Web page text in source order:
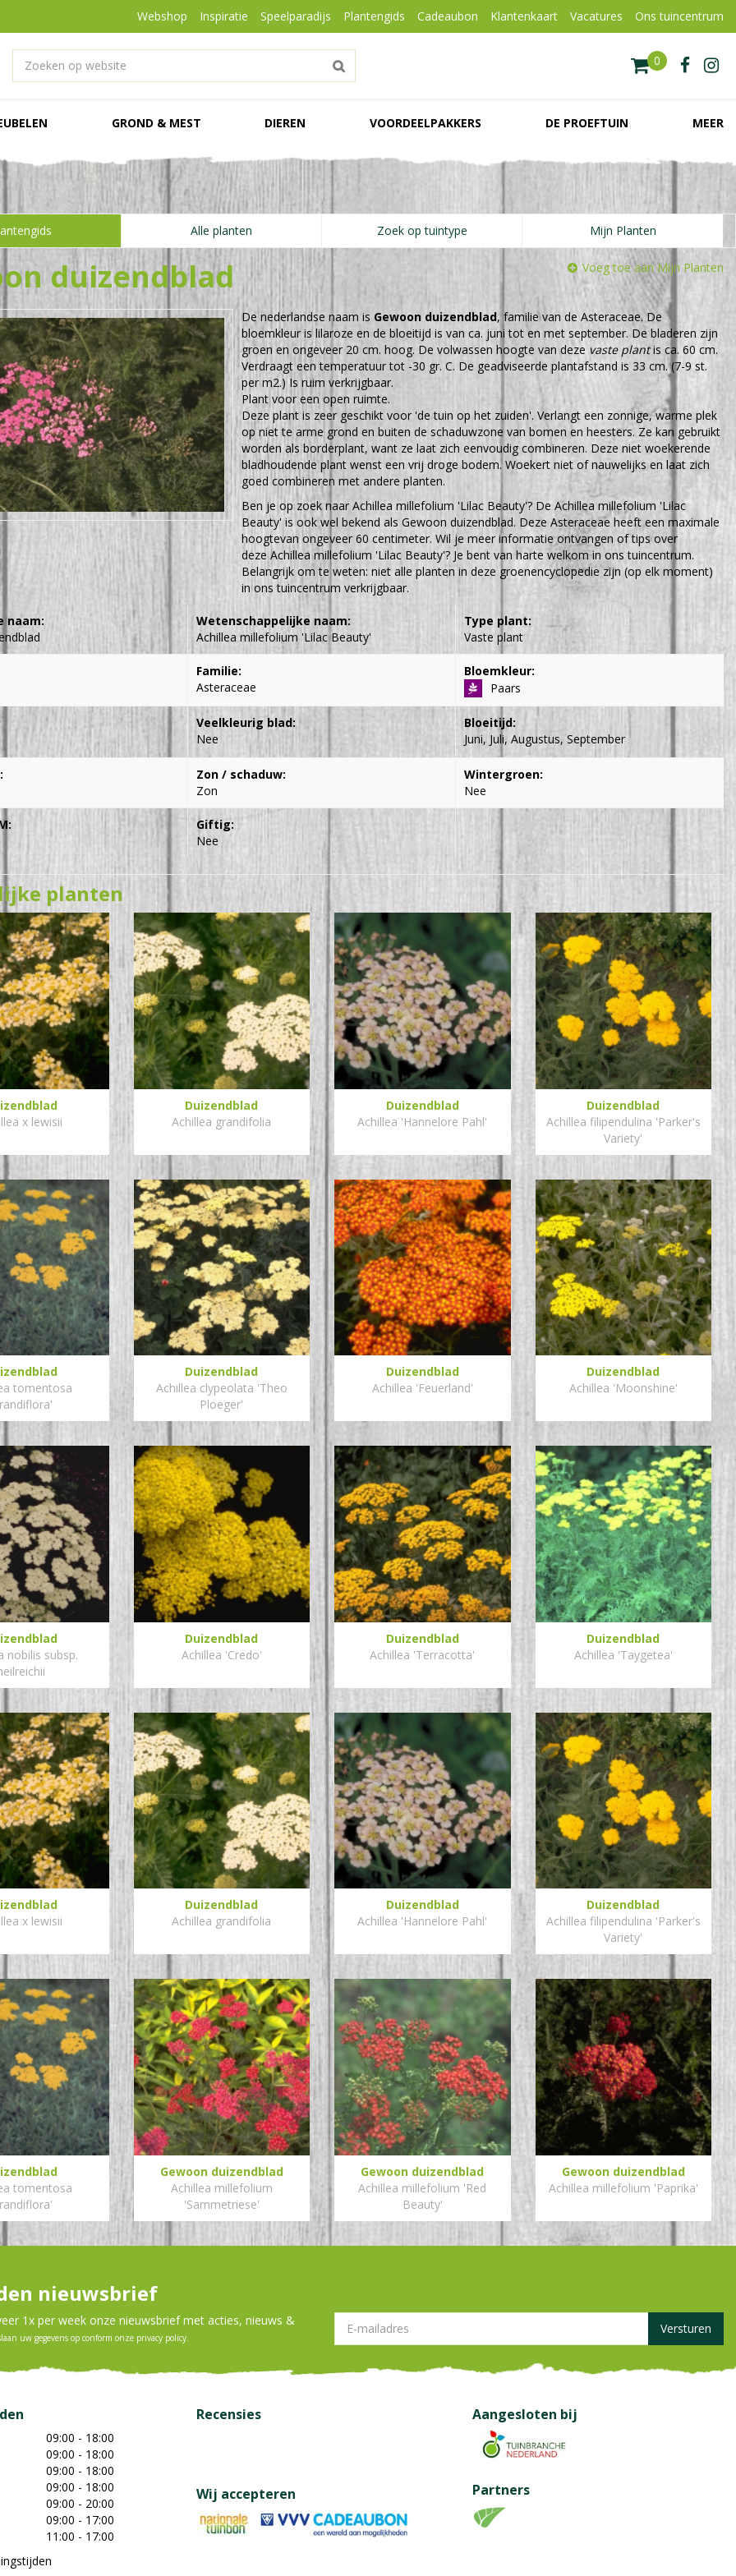
Webshop Inspiratie Speelparadijs Plantengids Cadeaubon Klantenkaart Vacatures Ons tuincentrum
GROND & MEST DIEREN VOORDEELPAKKERS DE PROEFTUIN MEER
Alle planten Zoek op tuintype Mijn Planten
duizendblad Voeg toe aan Mijn Planten
De nederlandse naam is Gewoon duizendblad, familie van de Asteraceae. De
bloemkleur is lilaroze en de bloeitijd is van ca. juni tot en met september. De bladeren zijn
groen en ongeveer 20 cm. hoog. De volwassen hoogte van deze vaste plantis ca. 60 cm.
Verdraagt een temperatuur tot -30 gr. C. De geadviseerde plantafstand is 33 cm. (7-9 st.
per m2.) Is ruim verkrijgbaar.
Plant voor een open ruimte.
Deze plant is zeer geschikt voor 'de tuin op het zuiden'. Verlangt een zonnige, warme plek
op niet te arme grond en buiten de schaduwzone van bomen en heesters. Ze kan gebruikt
worden als borderplant, want ze laat zich eenvoudig combineren. Deze niet woekerende
bladhoudende plant wenst een vrij droge bodem. Woekert niet of nauwelijks en laat zich
goed combineren met andere planten.
Ben je op zoek naar Achillea millefolium 'Lilac Beauty'? De Achillea millefolium 'Lilac
Beauty' is ook wel bekend als Gewoon duizendblad. Deze Asteraceae heeft een maximale
hoogtevan ongeveer 60 centimeter. Wil je meer informatie ontvangen of tips over
deze Achillea millefolium 'Lilac Beauty'? Je bent van harte welkom in ons tuincentrum.
Belangrijk om te weten: niet alle planten in deze groenencyclopedie zijn (op elk moment)
in ons tuincentrum verkrijgbaar.
naam:
Wetenschappelijke naam:
Achillea millefolium 'Lilac Beauty'
Type plant:
Vaste plant
Familie:
Asteraceae
Bloemkleur:
Paars
Veelkleurig blad:
Nee
Bloeitijd:
Juni, Juli, Augustus, September
Zon / schaduw:
Zon
Wintergroen:
Nee
Giftig:
Nee
planten
x lewisii
Duizendblad
Achillea grandifolia
Duizendblad
Achillea 'Hannelore Pahl'
Duizendblad
Achillea filipendulina 'Parker's
Variety'
tomentosa
Duizendblad
Achillea clypeolata 'Theo
Ploeger'
Duizendblad
Achillea 'Feuerland'
Duizendblad
Achillea 'Moonshine'
nobilis subsp.
Duizendblad
Achillea 'Credo'
Duizendblad
Achillea 'Terracotta'
Duizendblad
Achillea 'Taygetea'
x lewisii
Duizendblad
Achillea grandifolia
Duizendblad
Achillea 'Hannelore Pahl'
Duizendblad
Achillea filipendulina 'Parker's
Variety'
tomentosa
Gewoon duizendblad
Achillea millefolium
'Sammetriese'
Gewoon duizendblad
Achillea millefolium 'Red
Beauty'
Gewoon duizendblad
Achillea millefolium 'Paprika'
nieuwsbrief
1x per week onze nieuwsbrief met acties, nieuws &
uw gegevens op conform onze privacy policy
09:00 - 18:00
09:00 - 18:00
09:00 - 18:00
09:00 - 18:00
09:00 - 20:00
09:00 - 17:00
11:00 - 17:00
Recensies Aangesloten bij
Partners
Wij accepteren